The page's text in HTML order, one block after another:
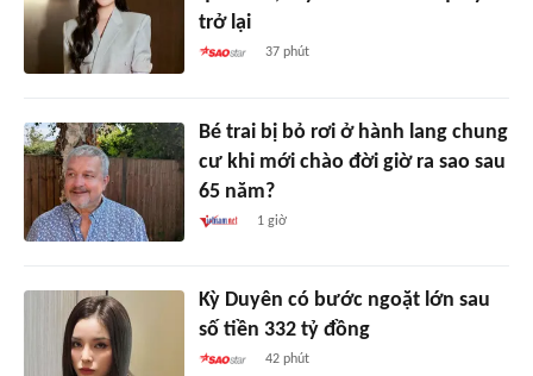
trở lại
37 phút
Bé trai bị bỏ rơi ở hành lang chung
cư khi mới chào đời giờ ra sao sau
65 năm?
1 giờ
Kỳ Duyên có bước ngoặt lớn sau
số tiền 332 tỷ đồng
42 phút